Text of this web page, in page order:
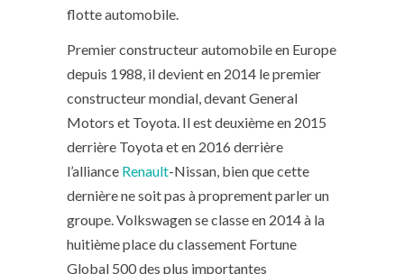
flotte automobile.
Premier constructeur automobile en Europe
depuis 1988, il devient en 2014 le premier
constructeur mondial, devant General
Motors et Toyota. Il est deuxième en 2015
derrière Toyota et en 2016 derrière
l’alliance Renault-Nissan, bien que cette
dernière ne soit pas à proprement parler un
groupe. Volkswagen se classe en 2014 à la
huitième place du classement Fortune
Global 500 des plus importantes